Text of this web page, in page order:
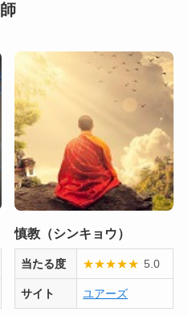
師
慎教（シンキョウ）
当たる度 ★★★★★ 5.0
サイト ユアーズ